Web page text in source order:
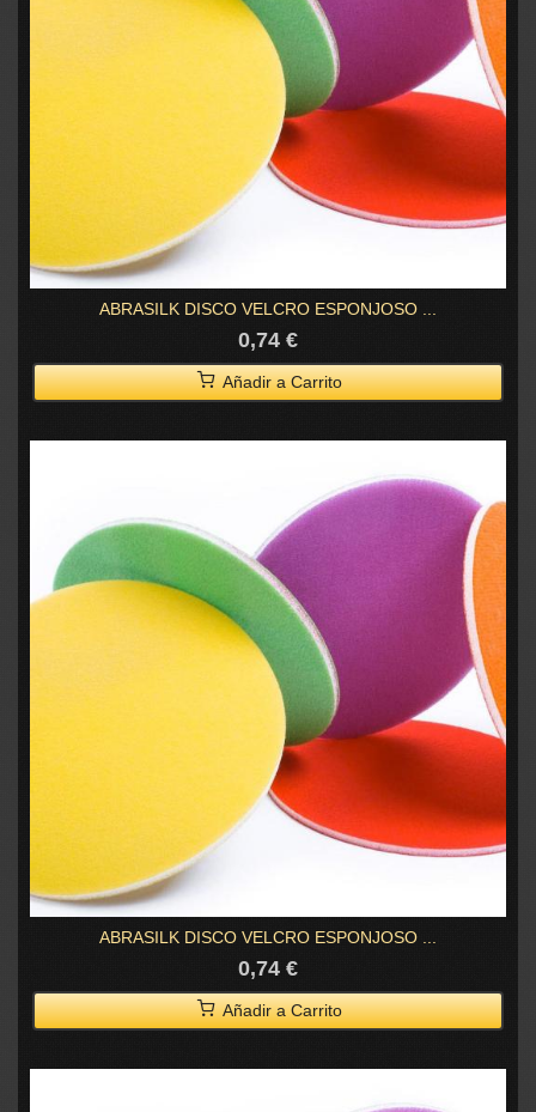
ABRASILK DISCO VELCRO ESPONJOSO ...
0,74 €
Añadir a Carrito
ABRASILK DISCO VELCRO ESPONJOSO ...
0,74 €
Añadir a Carrito